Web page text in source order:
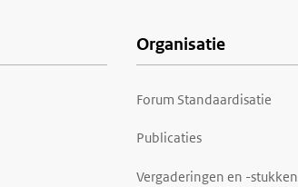
Organisatie
Forum Standaardisatie
Publicaties
Vergaderingen en -stukken